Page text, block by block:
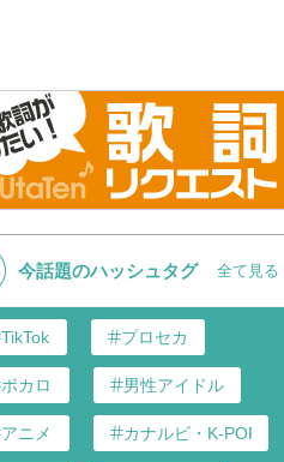
今話題のハッシュタグ 全て見る
TikTok プロセカ
ボカロ 男性アイドル
アニメ カナルビ・K-POP和訳